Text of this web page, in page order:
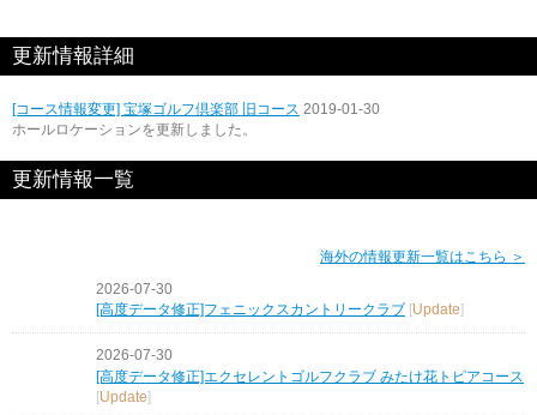
更新情報詳細
[コース情報変更] 宝塚ゴルフ倶楽部 旧コース 2019-01-30
ホールロケーションを更新しました。
更新情報一覧
海外の情報更新一覧はこちら ＞
2026-07-30
[高度データ修正]フェニックスカントリークラブ
Update
2026-07-30
[高度データ修正]エクセレントゴルフクラブ みたけ花トピアコース
[Update]